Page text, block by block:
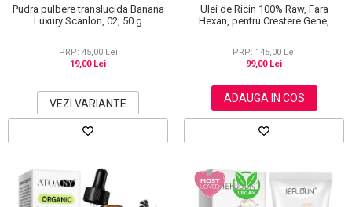
Pudra pulbere translucida Banana
Luxury Scanlon, 02, 50 g
PRP: 45,00 Lei
19,00 Lei
VEZI VARIANTE
Ulei de Ricin 100% Raw, Fara
Hexan, pentru Crestere Gene,
PRP: 145,00 Lei
99,00 Lei
ADAUGA IN COS